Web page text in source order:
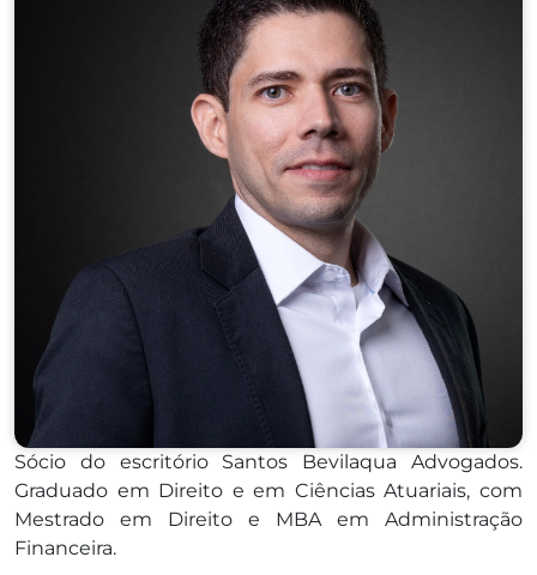
Sócio do escritório Santos Bevilaqua Advogados.
Graduado em Direito e em Ciências Atuariais, com
Mestrado em Direito e MBA em Administração
Financeira.